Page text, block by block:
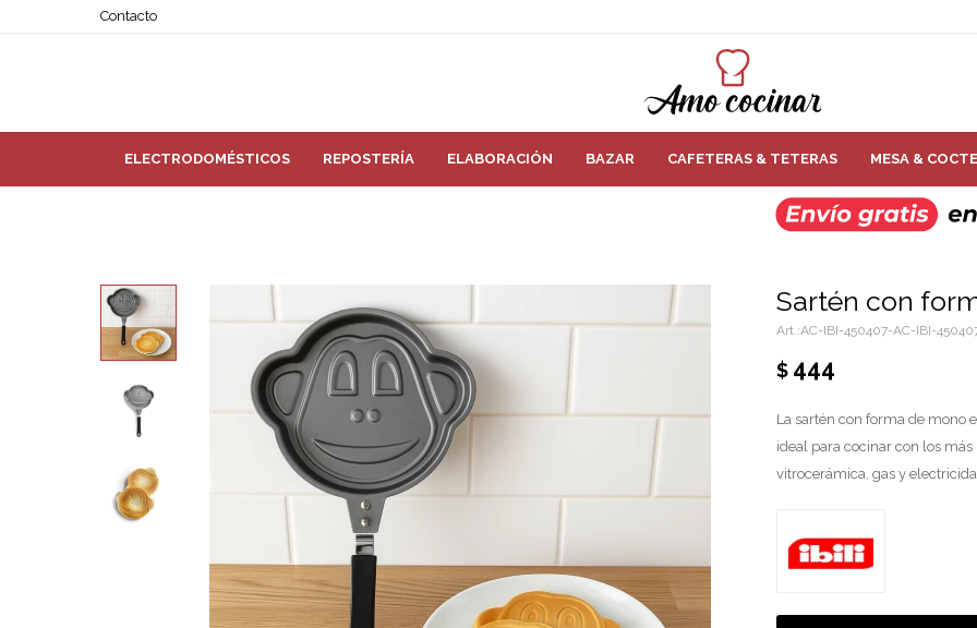
ELECTRODOMÉSTICOS REPOSTERÍA ELABORACIÓN BAZAR CAFETERAS & TETERAS MESA &
Contacto
Sartén con
AC-IBI-450407-AC-IBI-
$ 444
La sartén con forma de mono
ideal para cocinar con los
vitrocerámica, gas y